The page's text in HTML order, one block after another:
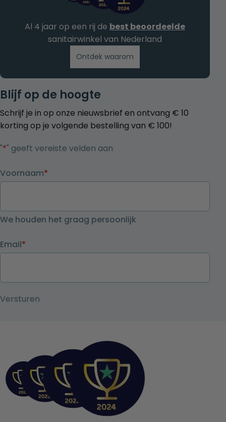
Blijf op de hoogte
Schrijf je in op onze nieuwsbrief en ontvang € 10
korting op je volgende bestelling van € 100!
"*" geeft vereiste velden aan
Voornaam*
We houden het graag persoonlijk
Email*
Al 4 jaar op een rij de best beoordeelde
sanitairwinkel van Nederland
Ontdek waarom